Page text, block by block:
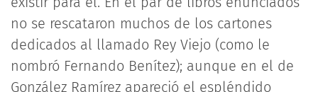
no se rescataron muchos de los cartones
dedicados al llamado Rey Viejo (como le
nombró Fernando Benítez); aunque en el de
González Ramírez apareció el espléndido